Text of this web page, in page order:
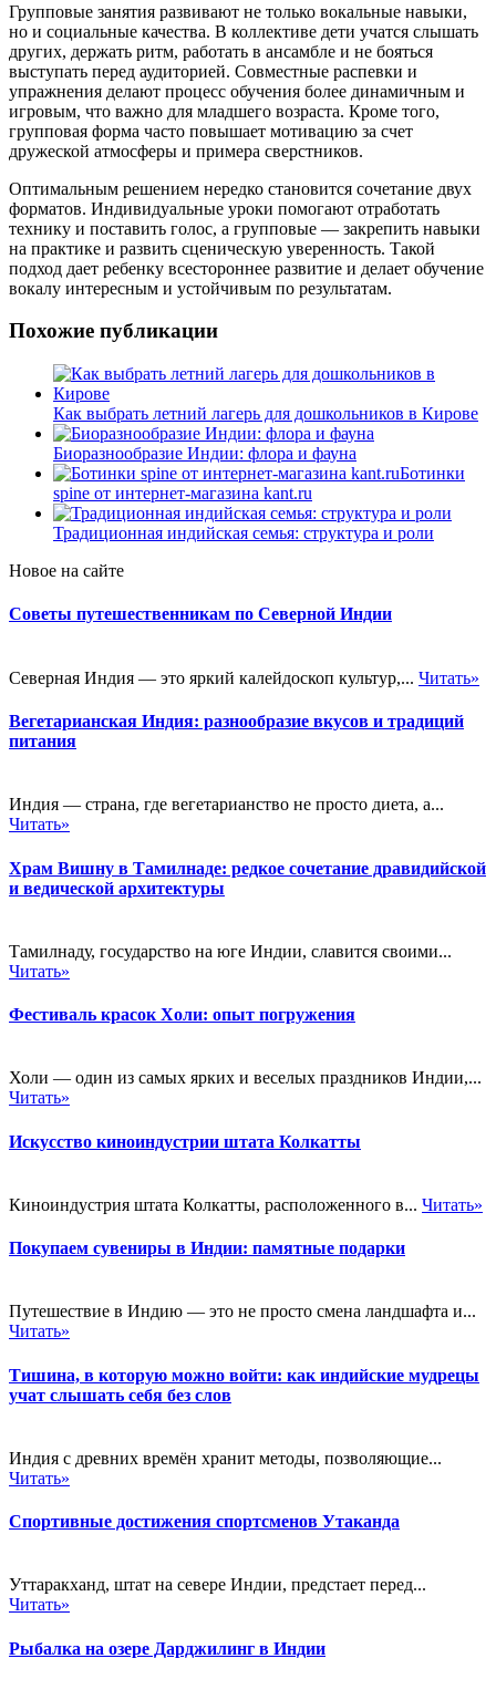
Групповые занятия развивают не только вокальные навыки,
но и социальные качества. В коллективе дети учатся слышать
других, держать ритм, работать в ансамбле и не бояться
выступать перед аудиторией. Совместные распевки и
упражнения делают процесс обучения более динамичным и
игровым, что важно для младшего возраста. Кроме того,
групповая форма часто повышает мотивацию за счет
дружеской атмосферы и примера сверстников.
Оптимальным решением нередко становится сочетание двух
форматов. Индивидуальные уроки помогают отработать
технику и поставить голос, а групповые — закрепить навыки
на практике и развить сценическую уверенность. Такой
подход дает ребенку всестороннее развитие и делает обучение
вокалу интересным и устойчивым по результатам.
Похожие публикации
Как выбрать летний лагерь для дошкольников в Кирове
Биоразнообразие Индии: флора и фауна
Ботинки
spine от интернет-магазина kant.ru
Традиционная индийская семья: структура и роли
Новое на сайте
Советы путешественникам по Северной Индии
Северная Индия — это яркий калейдоскоп культур,... Читать»
Вегетарианская Индия: разнообразие вкусов и традиций
питания
Индия — страна, где вегетарианство не просто диета, а...
Читать»
Храм Вишну в Тамилнаде: редкое сочетание дравидийской
и ведической архитектуры
Тамилнаду, государство на юге Индии, славится своими...
Читать»
Фестиваль красок Холи: опыт погружения
Холи — один из самых ярких и веселых праздников Индии,...
Читать»
Искусство киноиндустрии штата Колкатты
Киноиндустрия штата Колкатты, расположенного в... Читать»
Покупаем сувениры в Индии: памятные подарки
Путешествие в Индию — это не просто смена ландшафта и...
Читать»
Тишина, в которую можно войти: как индийские мудрецы
учат слышать себя без слов
Индия с древних времён хранит методы, позволяющие...
Читать»
Спортивные достижения спортсменов Утаканда
Уттаракханд, штат на севере Индии, предстает перед...
Читать»
Рыбалка на озере Дарджилинг в Индии